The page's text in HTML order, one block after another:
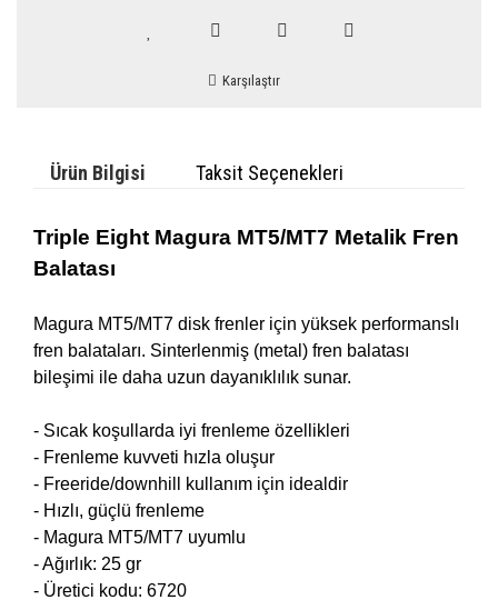
Karşılaştır
Ürün Bilgisi Taksit Seçenekleri
Triple Eight Magura MT5/MT7 Metalik Fren
Balatası
Magura MT5/MT7 disk frenler için yüksek performanslı
fren balataları. Sinterlenmiş (metal) fren balatası
bileşimi ile daha uzun dayanıklılık sunar.
- Sıcak koşullarda iyi frenleme özellikleri
- Frenleme kuvveti hızla oluşur
- Freeride/downhill kullanım için idealdir
- Hızlı, güçlü frenleme
- Magura MT5/MT7 uyumlu
- Ağırlık: 25 gr
- Üretici kodu: 6720